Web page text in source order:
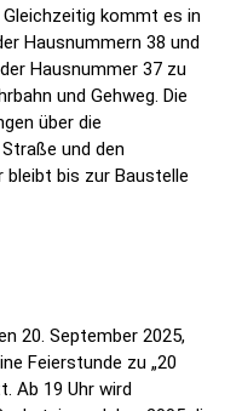
kommt es in
Hausnummern 38 und
Hausnummer 37 zu
und Gehweg. Die
über die
und den
bleibt bis zur Baustelle
20. September 2025,
Feierstunde zu „20
Ab 19 Uhr wird